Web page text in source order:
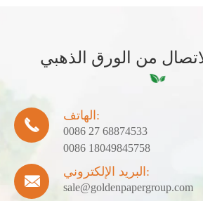
من الورق الذهبي

الهاتف:
0086 27 68874533
0086 18049845758

البريد الإلكتروني:
sale@goldenpapergroup.com